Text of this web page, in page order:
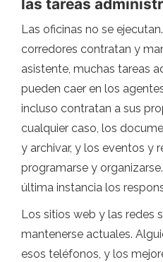
las tareas
Las oficinas no se
corredores contratan y
asistente, muchas tareas
pueden caer en los
incluso contratan a sus
cualquier caso, los
y archivar, y los eventos y
programarse y
última instancia los
Los sitios web y las redes
mantenerse actuales.
esos teléfonos, y los